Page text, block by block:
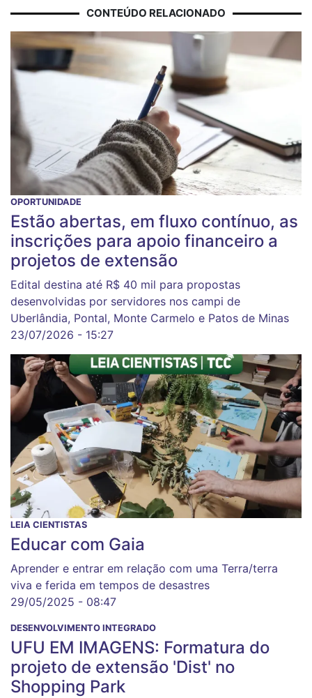
CONTEÚDO RELACIONADO
OPORTUNIDADE
Estão abertas, em fluxo contínuo, as
inscrições para apoio financeiro a
projetos de extensão
Edital destina até R$ 40 mil para propostas
desenvolvidas por servidores nos campi de
Uberlândia, Pontal, Monte Carmelo e Patos de Minas
23/07/2026 - 15:27
LEIA CIENTISTAS
Educar com Gaia
Aprender e entrar em relação com uma Terra/terra
viva e ferida em tempos de desastres
29/05/2025 - 08:47
DESENVOLVIMENTO INTEGRADO
UFU EM IMAGENS: Formatura do
projeto de extensão 'Dist' no
Shopping Park